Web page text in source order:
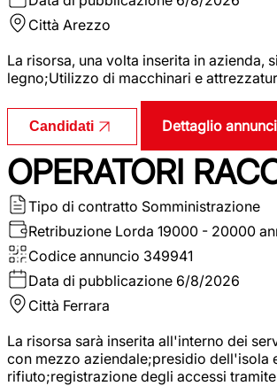
Città Arezzo
La risorsa, una volta inserita in
legno;Utilizzo di macchinari e
Candidati Dettaglio
OPERATORI
Tipo di contratto Somministrazione
Retribuzione Lorda 19000 - 20000
Codice annuncio 349941
Data di pubblicazione 6/8/2026
Città Ferrara
La risorsa sarà inserita all'interno dei
con mezzo aziendale;presidio dell'isola
rifiuto;registrazione degli accessi